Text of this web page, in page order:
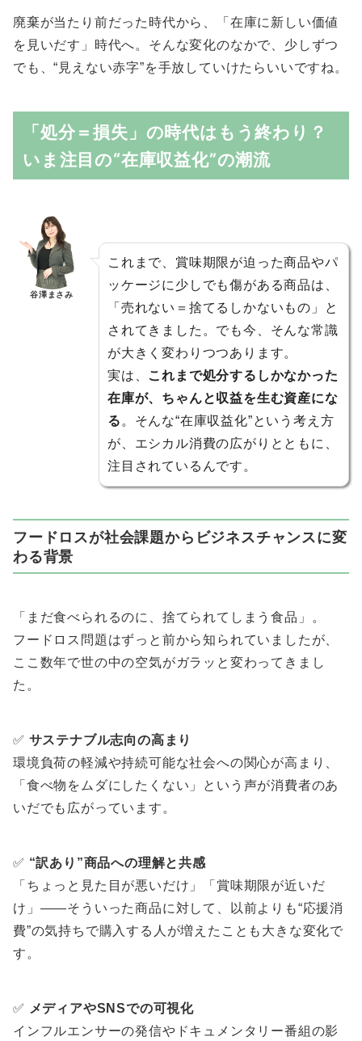
廃棄が当たり前だった時代から、「在庫に新しい価値
を見いだす」時代へ。そんな変化のなかで、少しずつ
でも、“見えない赤字”を手放していけたらいいですね。
「処分＝損失」の時代はもう終わり？
いま注目の“在庫収益化”の潮流
谷澤まさみ
これまで、賞味期限が迫った商品やパ
ッケージに少しでも傷がある商品は、
「売れない＝捨てるしかないもの」と
されてきました。でも今、そんな常識
が大きく変わりつつあります。
実は、 これまで処分するしかなかった
在庫が、ちゃんと収益を生む資産にな
る 。そんな“在庫収益化”という考え方
が、エシカル消費の広がりとともに、
注目されているんです。
フードロスが社会課題からビジネスチャンスに変
わる背景
「まだ食べられるのに、捨てられてしまう食品」。
フードロス問題はずっと前から知られていましたが、
ここ数年で世の中の空気がガラッと変わってきまし
た。
✅ サステナブル志向の高まり
環境負荷の軽減や持続可能な社会への関心が高まり、
「食べ物をムダにしたくない」という声が消費者のあ
いだでも広がっています。
✅ “訳あり”商品への理解と共感
「ちょっと見た目が悪いだけ」「賞味期限が近いだ
け」——そういった商品に対して、以前よりも“応援消
費”の気持ちで購入する人が増えたことも大きな変化で
す。
✅ メディアやSNSでの可視化
インフルエンサーの発信やドキュメンタリー番組の影